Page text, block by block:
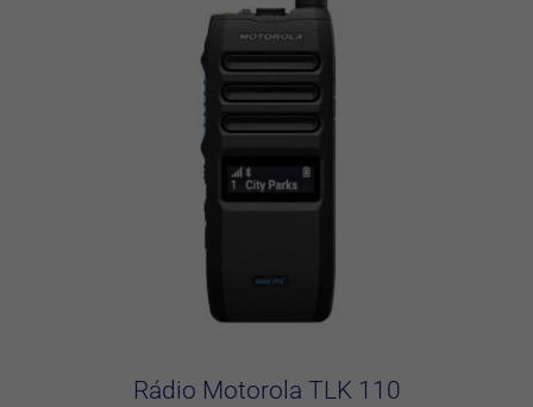
Rádio Motorola TLK 110